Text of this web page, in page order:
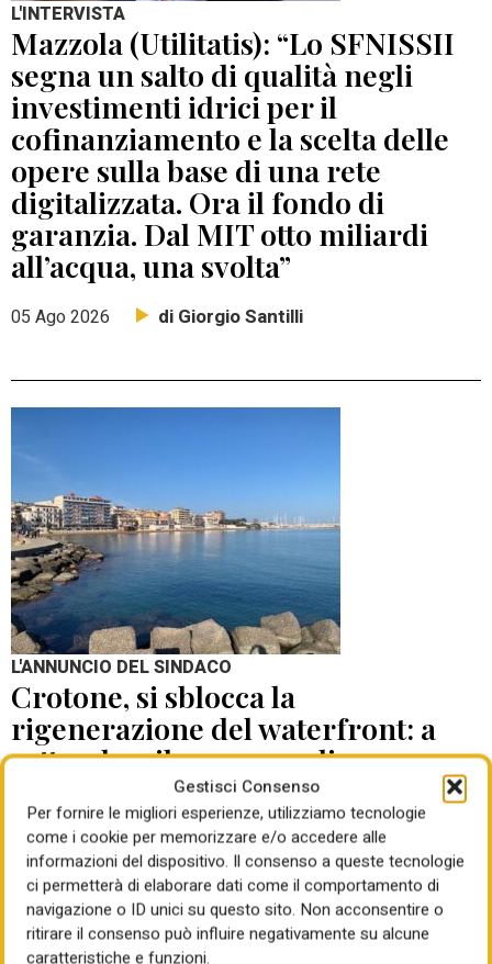
Gestisci Consenso
Per fornire le migliori esperienze, utilizziamo tecnologie
come i cookie per memorizzare e/o accedere alle
informazioni del dispositivo. Il consenso a queste tecnologie
ci permetterà di elaborare dati come il comportamento di
navigazione o ID unici su questo sito. Non acconsentire o
ritirare il consenso può influire negativamente su alcune
caratteristiche e funzioni.
L'INTERVISTA
Mazzola (Utilitatis): “Lo SFNISSII
segna un salto di qualità negli
investimenti idrici per il
cofinanziamento e la scelta delle
opere sulla base di una rete
digitalizzata. Ora il fondo di
garanzia. Dal MIT otto miliardi
all’acqua, una svolta”
05 Ago 2026 di Giorgio Santilli
L'ANNUNCIO DEL SINDACO
Crotone, si sblocca la
rigenerazione del waterfront: a
settembre il concorso di
progettazione
05 Ago 2026 di Mauro Giansante